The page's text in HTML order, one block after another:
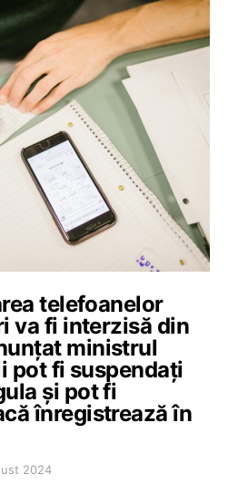
telefoanelor
va fi interzisă din
ministrul
pot fi suspendați
și pot fi
înregistrează în
2024